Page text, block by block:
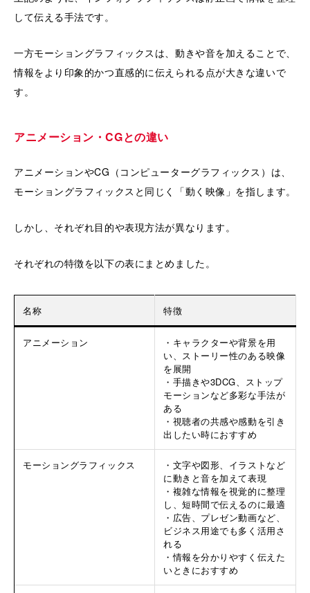
して伝える手法です。
一方モーショングラフィックスは、動きや音を加えることで、
情報をより印象的かつ直感的に伝えられる点が大きな違いで
す。
アニメーション・CGとの違い
アニメーションやCG（コンピューターグラフィックス）は、
モーショングラフィックスと同じく「動く映像」を指します。
しかし、それぞれ目的や表現方法が異なります。
それぞれの特徴を以下の表にまとめました。
名称 特徴
アニメーション
・キャラクターや背景を用
い、ストーリー性のある映像
を展開
・手描きや3DCG、ストップ
モーションなど多彩な手法が
ある
・視聴者の共感や感動を引き
出したい時におすすめ
モーショングラフィックス
・文字や図形、イラストなど
に動きと音を加えて表現
・複雑な情報を視覚的に整理
し、短時間で伝えるのに最適
・広告、プレゼン動画など、
ビジネス用途でも多く活用さ
れる
・情報を分かりやすく伝えた
いときにおすすめ